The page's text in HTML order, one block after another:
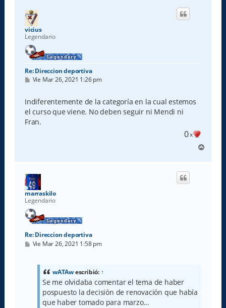
vicius
Legendario
Re: Direccion deportiva
M
s
a
e
Vie Mar 26, 2021 1:26 pm
Indiferentemente de la categoría en la cual estemos
el curso que viene. No deben seguir ni Mendi ni
Fran.
0x
r
marraskilo
Legendario
Re: Direccion deportiva
M
Vie Mar 26, 2021 1:58 pm
wATAwescribió: ↑
Se me olvidaba comentar el tema de haber
pospuesto la decisión de renovación que había
que haber tomado para marzo...